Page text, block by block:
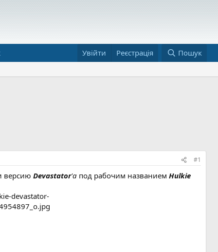
Увійти Реєстрація Пошук
#1
версиюDevastator'а под рабочим названиемHulkie